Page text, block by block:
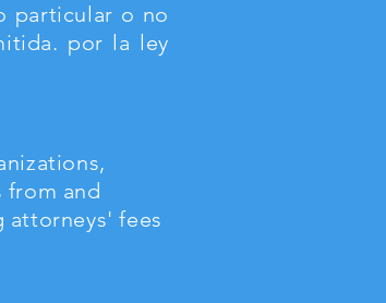
particular o no
por la ley
from and
attorneys' fees